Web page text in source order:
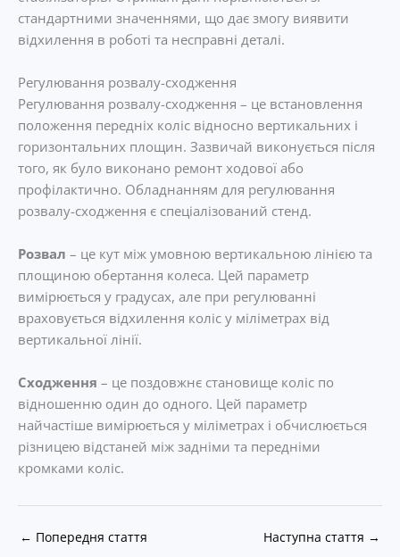
стандартними значеннями, що дає змогу виявити
відхилення в роботі та несправні деталі.
Регулювання розвалу-сходження
Регулювання розвалу-сходження – це встановлення
положення передніх коліс відносно вертикальних і
горизонтальних площин. Зазвичай виконується після
того, як було виконано ремонт ходової або
профілактично. Обладнанням для регулювання
розвалу-сходження є спеціалізований стенд.
Розвал – це кут між умовною вертикальною лінією та
площиною обертання колеса. Цей параметр
вимірюється у градусах, але при регулюванні
враховується відхилення коліс у міліметрах від
вертикальної лінії.
Сходження – це поздовжнє становище коліс по
відношенню один до одного. Цей параметр
найчастіше вимірюється у міліметрах і обчислюється
різницею відстаней між задніми та передніми
кромками коліс.
← Попередня стаття Наступна стаття →